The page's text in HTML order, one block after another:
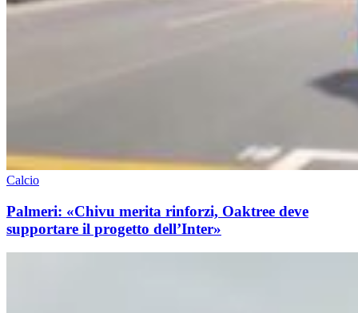
Calcio
Palmeri: «Chivu merita rinforzi, Oaktree deve
supportare il progetto dell’Inter»